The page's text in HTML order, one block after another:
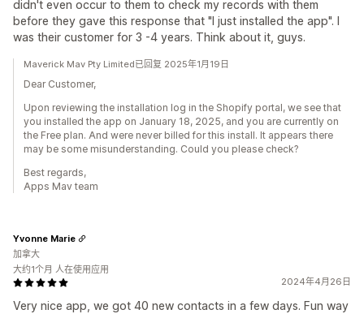
didn't even occur to them to check my records with them
before they gave this response that "I just installed the app". I
was their customer for 3 -4 years. Think about it, guys.
Maverick Mav Pty Limited已回复 2025年1月19日
Dear Customer,
Upon reviewing the installation log in the Shopify portal, we see that
you installed the app on January 18, 2025, and you are currently on
the Free plan. And were never billed for this install. It appears there
may be some misunderstanding. Could you please check?
Best regards,
Apps Mav team
2024年4月26日
Very nice app, we got 40 new contacts in a few days. Fun way
Yvonne Marie
加拿大
大约1个月 人在使用应用